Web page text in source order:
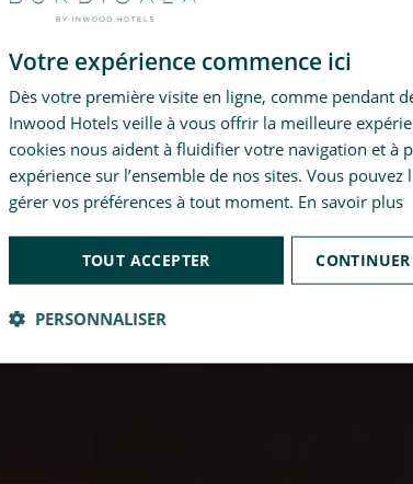
Votre expérience commence ici
Dès votre première visite en ligne, comme pendant
Inwood Hotels veille à vous offrir la meilleure
cookies nous aident à fluidifier votre navigation et à
expérience sur l’ensemble de nos sites. Vous pouvez
gérer vos préférences à tout moment. En savoir plus
TOUT ACCEPTER CONTINUER
PERSONNALISER